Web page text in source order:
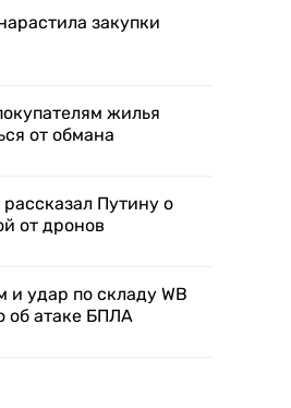
закупки
жилья
от обмана
Путину о
от дронов
удар по складу WB
об атаке БПЛА